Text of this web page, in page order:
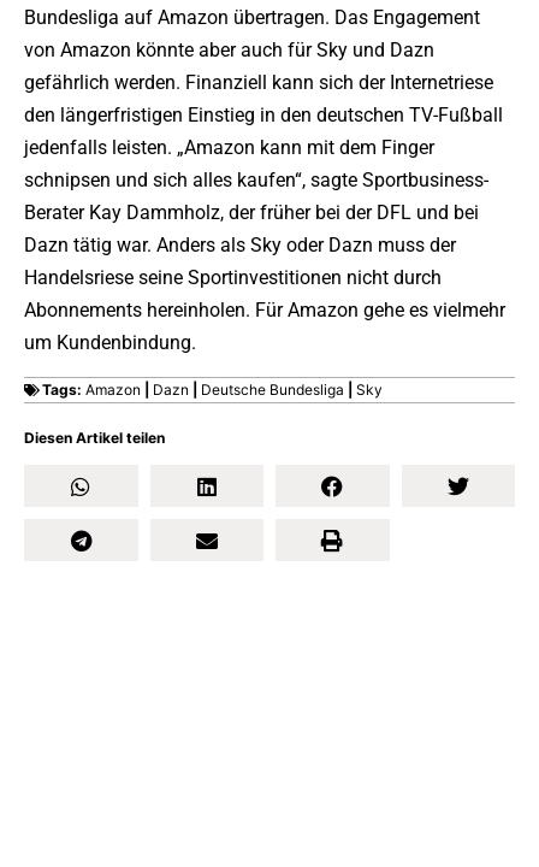
Diesen Artikel teilen
Bundesliga auf Amazon übertragen. Das Engagement
von Amazon könnte aber auch für Sky und Dazn
gefährlich werden. Finanziell kann sich der Internetriese
den längerfristigen Einstieg in den deutschen TV-Fußball
jedenfalls leisten. „Amazon kann mit dem Finger
schnipsen und sich alles kaufen“, sagte Sportbusiness-
Berater Kay Dammholz, der früher bei der DFL und bei
Dazn tätig war. Anders als Sky oder Dazn muss der
Handelsriese seine Sportinvestitionen nicht durch
Abonnements hereinholen. Für Amazon gehe es vielmehr
um Kundenbindung.
Tags: Amazon Dazn Deutsche Bundesliga Sky